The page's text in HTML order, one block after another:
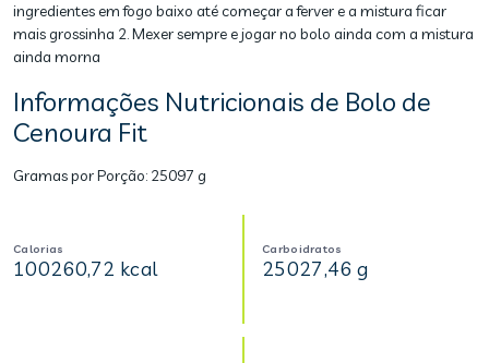
ingredientes em fogo baixo até começar a ferver e a mistura ficar
mais grossinha 2. Mexer sempre e jogar no bolo ainda com a mistura
ainda morna
Informações Nutricionais de Bolo de
Cenoura Fit
Gramas por Porção: 25097 g
Calorias
100260,72 kcal
Carboidratos
25027,46 g